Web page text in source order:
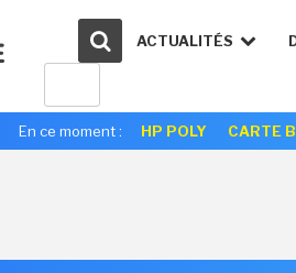
ACTUALITÉS
En ce moment : HP POLY CARTE